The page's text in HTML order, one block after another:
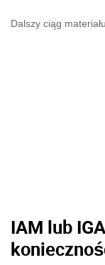
Dalszy ciąg
IAM lub